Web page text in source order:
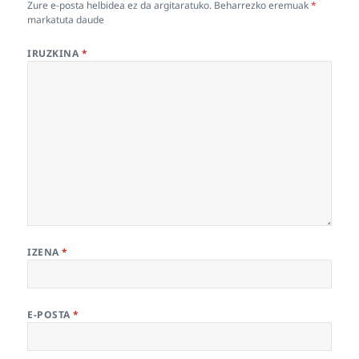
Zure e-posta helbidea ez da argitaratuko. Beharrezko eremuak*
markatuta daude
IRUZKINA *
IZENA*
E-POSTA*